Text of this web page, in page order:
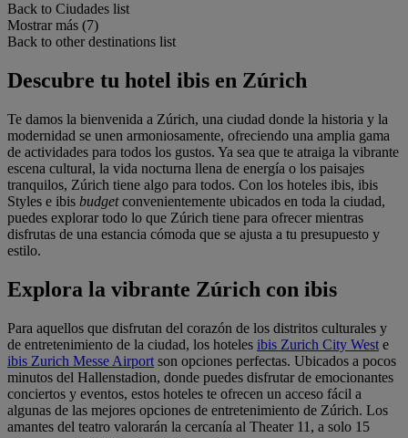
Back to Ciudades list
Mostrar más (7)
Back to other destinations list
Descubre tu hotel ibis en Zúrich
Te damos la bienvenida a Zúrich, una ciudad donde la historia y la
modernidad se unen armoniosamente, ofreciendo una amplia gama
de actividades para todos los gustos. Ya sea que te atraiga la vibrante
escena cultural, la vida nocturna llena de energía o los paisajes
tranquilos, Zúrich tiene algo para todos. Con los hoteles ibis, ibis
Styles e ibis budgetconvenientemente ubicados en toda la ciudad,
puedes explorar todo lo que Zúrich tiene para ofrecer mientras
disfrutas de una estancia cómoda que se ajusta a tu presupuesto y
estilo.
Explora la vibrante Zúrich con ibis
Para aquellos que disfrutan del corazón de los distritos culturales y
de entretenimiento de la ciudad, los hoteles ibis Zurich City West e
ibis Zurich Messe Airport son opciones perfectas. Ubicados a pocos
minutos del Hallenstadion, donde puedes disfrutar de emocionantes
conciertos y eventos, estos hoteles te ofrecen un acceso fácil a
algunas de las mejores opciones de entretenimiento de Zúrich. Los
amantes del teatro valorarán la cercanía al Theater 11, a solo 15